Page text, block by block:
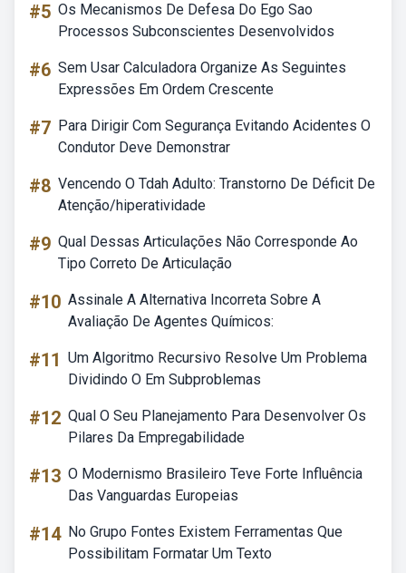
#5 Os Mecanismos De Defesa Do Ego Sao
Processos Subconscientes Desenvolvidos
#6 Sem Usar Calculadora Organize As Seguintes
Expressões Em Ordem Crescente
#7 Para Dirigir Com Segurança Evitando Acidentes O
Condutor Deve Demonstrar
#8 Vencendo O Tdah Adulto: Transtorno De Déficit De
Atenção/hiperatividade
#9 Qual Dessas Articulações Não Corresponde Ao
Tipo Correto De Articulação
#10 Assinale A Alternativa Incorreta Sobre A
Avaliação De Agentes Químicos:
#11 Um Algoritmo Recursivo Resolve Um Problema
Dividindo O Em Subproblemas
#12 Qual O Seu Planejamento Para Desenvolver Os
Pilares Da Empregabilidade
#13 O Modernismo Brasileiro Teve Forte Influência
Das Vanguardas Europeias
#14 No Grupo Fontes Existem Ferramentas Que
Possibilitam Formatar Um Texto